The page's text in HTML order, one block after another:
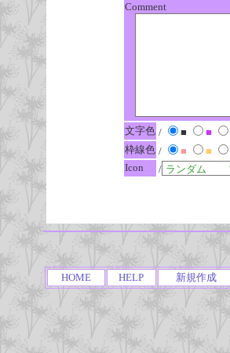
Comment
文字色 / ■ ■
枠線色 / ■ ■
Icon
/
HOME HELP 新規作成